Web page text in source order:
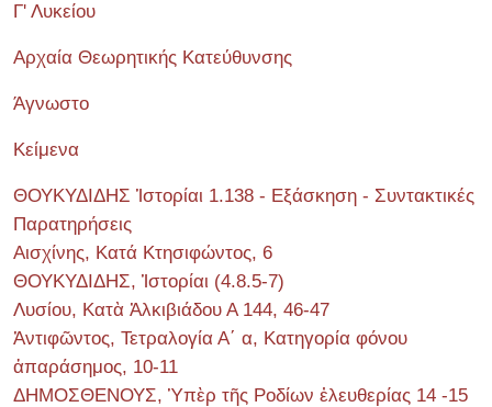
Γ' Λυκείου
Αρχαία Θεωρητικής Κατεύθυνσης
Άγνωστο
Κείμενα
ΘΟΥΚΥΔΙΔΗΣ Ἱστορίαι 1.138 - Εξάσκηση - Συντακτικές
Παρατηρήσεις
Αισχίνης, Κατά Κτησιφώντος, 6
ΘΟΥΚΥΔΙΔΗΣ, Ἱστορίαι (4.8.5-7)
Λυσίου, Κατὰ Ἀλκιβιάδου Α 144, 46-47
Ἀντιφῶντος, Τετραλογία Α΄ α, Κατηγορία φόνου
ἀπαράσημος, 10-11
ΔΗΜΟΣΘΕΝΟΥΣ, Ὑπὲρ τῆς Ροδίων ἐλευθερίας 14 -15